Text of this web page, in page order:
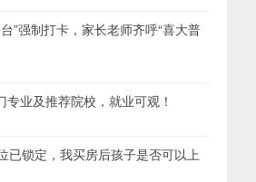
”强制打卡，家长老师齐呼“喜大普
业及推荐院校，就业可观！
已锁定，我买房后孩子是否可以上